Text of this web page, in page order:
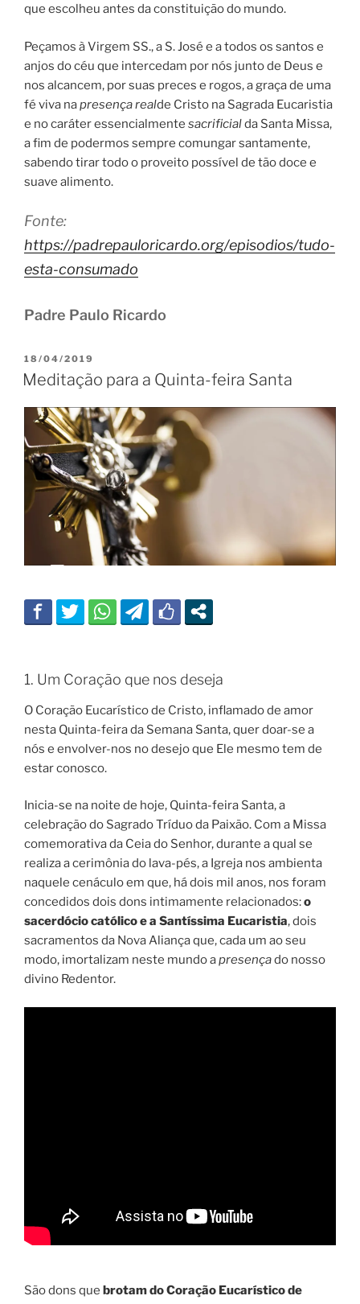
que escolheu antes da constituição do mundo.
Peçamos à Virgem SS., a S. José e a todos os santos e
anjos do céu que intercedam por nós junto de Deus e
nos alcancem, por suas preces e rogos, a graça de uma
fé viva napresença realde Cristo na Sagrada Eucaristia
e no caráter essencialmente sacrificialda Santa Missa,
a fim de podermos sempre comungar santamente,
sabendo tirar todo o proveito possível de tão doce e
suave alimento.
Fonte:
https://padrepauloricardo.org/episodios/tudo-
esta-consumado
Padre Paulo Ricardo
PUBLICADO
EM
18/04/2019
Meditação para a Quinta-feira Santa
1. Um Coração que nos deseja
O Coração Eucarístico de Cristo, inflamado de amor
nesta Quinta-feira da Semana Santa, quer doar-se a
nós e envolver-nos no desejo que Ele mesmo tem de
estar conosco.
Inicia-se na noite de hoje, Quinta-feira Santa, a
celebração do Sagrado Tríduo da Paixão. Com a Missa
comemorativa da Ceia do Senhor, durante a qual se
realiza a cerimônia do lava-pés, a Igreja nos ambienta
naquele cenáculo em que, há dois mil anos, nos foram
concedidos dois dons intimamente relacionados:o
sacerdócio católico e a Santíssima Eucaristia, dois
sacramentos da Nova Aliança que, cada um ao seu
modo, imortalizam neste mundo apresençado nosso
divino Redentor.
São dons que brotam do Coração Eucarístico de